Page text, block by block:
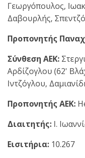
Γεωργόπουλος,
Δαβουρλής,
Προπονητής
Σύνθεση ΑΕΚ:
Αρδίζογλου (62'
Ιντζόγλου,
Προπονητής ΑΕΚ:
Διαιτητής: Ι.
Εισιτήρια: 10.267